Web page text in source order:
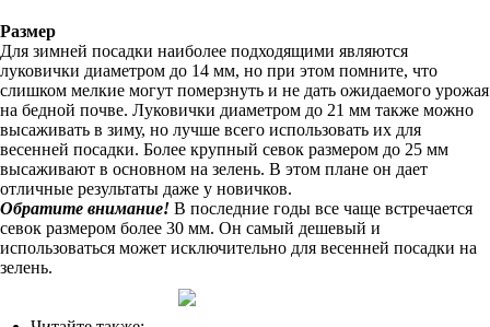
Размер
Для зимней посадки наиболее подходящими являются
луковички диаметром до 14 мм, но при этом помните, что
слишком мелкие могут померзнуть и не дать ожидаемого урожая
на бедной почве. Луковички диаметром до 21 мм также можно
высаживать в зиму, но лучше всего использовать их для
весенней посадки. Более крупный севок размером до 25 мм
высаживают в основном на зелень. В этом плане он дает
отличные результаты даже у новичков.
Обратите внимание! В последние годы все чаще встречается
севок размером более 30 мм. Он самый дешевый и
использоваться может исключительно для весенней посадки на
зелень.